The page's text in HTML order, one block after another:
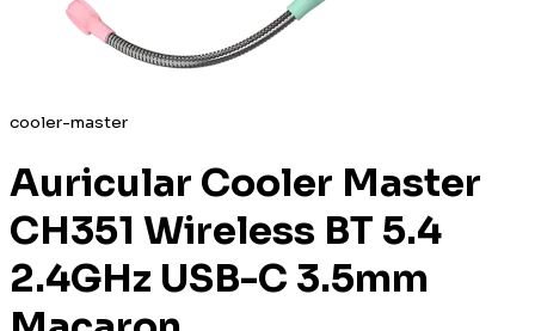
cooler-master
Auricular Cooler Master
CH351 Wireless BT 5.4
2.4GHz USB-C 3.5mm